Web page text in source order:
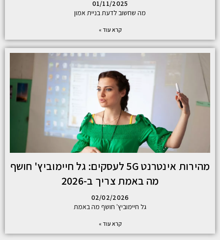
01/11/2025
מה שחשוב לדעת בניית אמון
קרא עוד »
מהירות אינטרנט 5G לעסקים: גל חיימוביץ' חושף
מה באמת צריך ב-2026
02/02/2026
גל חיימוביץ' חושף מה באמת
קרא עוד »